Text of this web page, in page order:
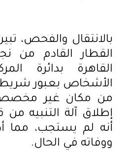
بالانتقال والفحص،
القطار القادم من
القاهرة بدائرة
الأشخاص بعبور شريط
من مكان غير مخصص
إطلاق آلة التنبيه من
أنه لم يستجب، مما
ووفاته في الحال.